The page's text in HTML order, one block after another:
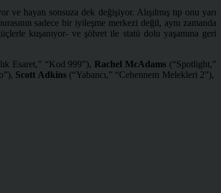
hayatı sonsuza dek değişiyor. Alışılmış tıp onu yarı
sadece bir iyileşme merkezi değil, aynı zamanda
kuşanıyor- ve şöhret ile statü dolu yaşamına geri
Esaret,” “Kod 999”), Rachel McAdams (“Spotlight,”
Scott Adkins(“Yabancı,” “Cehennem Melekleri 2”),